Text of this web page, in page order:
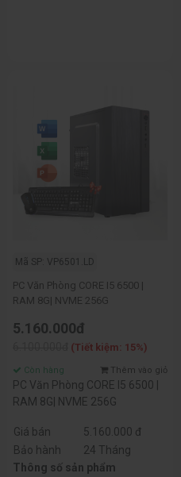
Mã SP: VP6501.LD
PC Văn Phòng CORE I5 6500 |
RAM 8G| NVME 256G
5.160.000đ
(Tiết kiệm: 15%)
Còn hàng Thêm vào giỏ
PC Văn Phòng CORE I5 6500 |
RAM 8G| NVME 256G
Giá bán
5.160.000 đ
Bảo hành
24 Tháng
Thông số sản phẩm